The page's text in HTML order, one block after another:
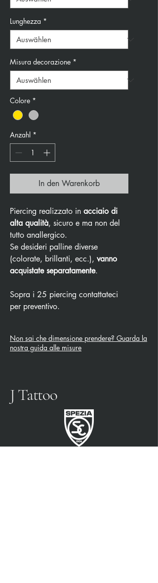
Lunghezza *
Misura decorazione *
Colore *
Anzahl *
In den Warenkorb
Piercing realizzato in acciaio di
alta qualità, sicuro e ma non del
tutto anallergico.
Se desideri palline diverse
(colorate, brillanti, ecc.), vanno
acquistate separatamente.
Sopra i 25 piercing contattateci
per preventivo.
Non sai che dimensione prendere? Guarda la
nostra guida alle misure
J Tattoo